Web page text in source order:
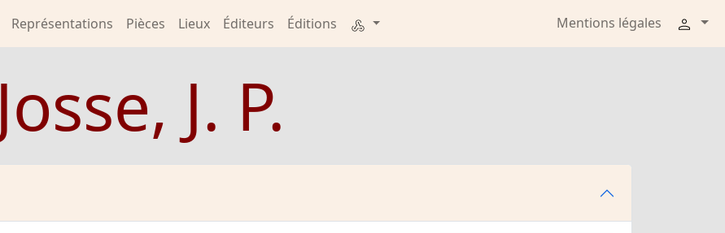
Représentations Pièces Lieux Éditeurs Éditions Mentions légales
Josse, J. P.